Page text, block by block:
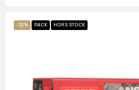
-12% PACK HORS STOCK